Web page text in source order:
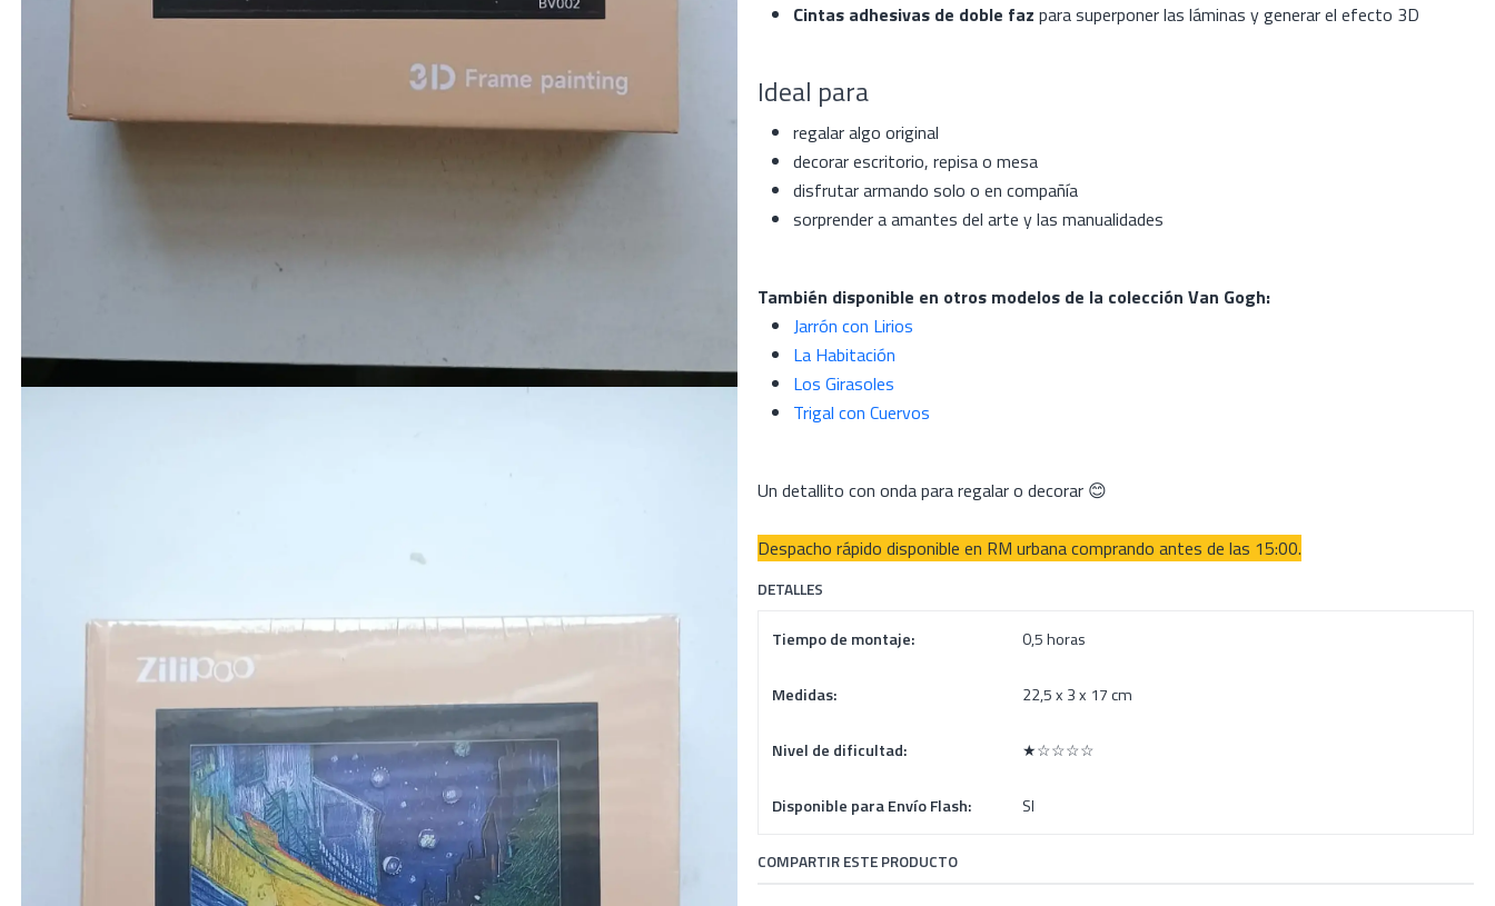
Cintas adhesivas de doble faz para superponer las láminas y generar el efecto 3D
Ideal para
regalar algo original
decorar escritorio, repisa o mesa
disfrutar armando solo o en compañía
sorprender a amantes del arte y las manualidades
También disponible en otros modelos de la colección Van Gogh:
Jarrón con Lirios
La Habitación
Los Girasoles
Trigal con Cuervos
Un detallito con onda para regalar o decorar 😊
Despacho rápido disponible en RM urbana comprando antes de las 15:00.
DETALLES
Tiempo de montaje: 0,5 horas
Medidas: 22,5 x 3 x 17 cm
Nivel de dificultad: ★☆☆☆☆
Disponible para Envío Flash: SI
COMPARTIR ESTE PRODUCTO